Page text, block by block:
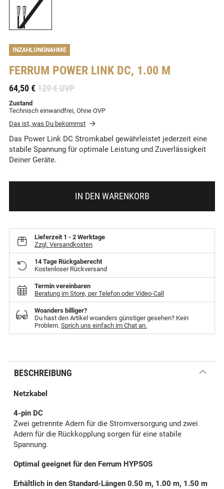
INZAHLUNGNAHME
FERRUM POWER LINK DC, 1.00 M
64,50 €129 € UVP
Zustand
Technisch einwandfrei, Ohne OVP
Das ist, was Du bekommst
Das Power Link DC Stromkabel gewährleistet jederzeit eine
stabile Spannung für optimale Leistung und Zuverlässigkeit
Deiner Geräte.
IN DEN WARENKORB
Lieferzeit 1 - 2 Werktage
Zzgl. Versandkosten
14 Tage Rückgaberecht
Kostenloser Rückversand
Termin vereinbaren
Beratung im Store, per Telefon oder Video-Call
Woanders billiger?
Du hast den Artikel woanders günstiger gesehen? Kein
Problem. Sprich uns einfach im Chat an.
BESCHREIBUNG
Netzkabel
4-pin DC
Zwei getrennte Adern für die Stromversorgung und zwei
Adern für die Rückkopplung sorgen für eine stabile
Spannung.
Optimal geeignet für den Ferrum HYPSOS
Erhältlich in den Standard-Längen 0.50 m, 1.00 m, 1.50 m